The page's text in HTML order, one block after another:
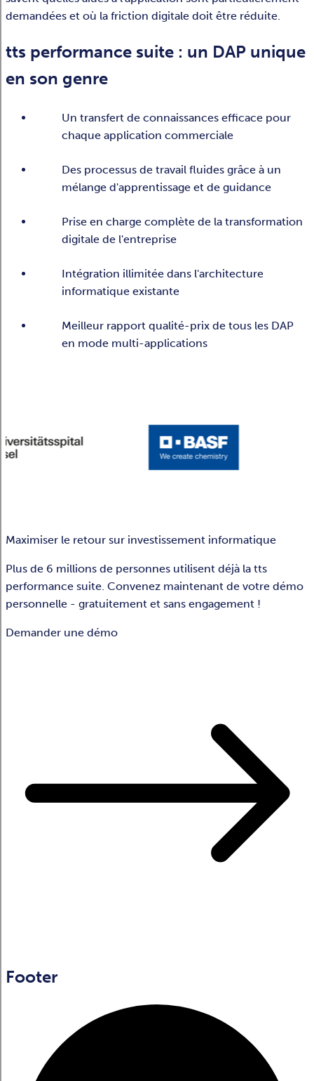
demandées et où la friction digitale doit être réduite.
tts performance suite : un DAP unique
en son genre
Un transfert de connaissances efficace pour
chaque application commerciale
Des processus de travail fluides grâce à un
mélange d'apprentissage et de guidance
Prise en charge complète de la transformation
digitale de l'entreprise
Intégration illimitée dans l'architecture
informatique existante
Meilleur rapport qualité-prix de tous les DAP
en mode multi-applications
Maximiser le retour sur investissement informatique
Plus de 6 millions de personnes utilisent déjà la tts
performance suite. Convenez maintenant de votre démo
personnelle - gratuitement et sans engagement !
Demander une démo
Footer